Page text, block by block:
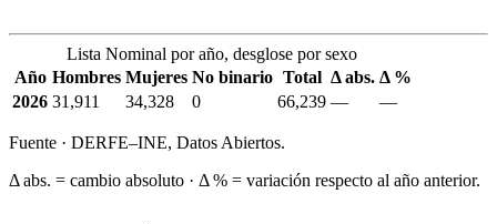
Lista Nominal por año, desglose por sexo
Año Hombres Mujeres No binario Total Δ abs. Δ %
2026 31,911 34,328 0 66,239 — —
Fuente · DERFE–INE, Datos Abiertos.
Δ abs. = cambio absoluto · Δ % = variación respecto al año anterior.